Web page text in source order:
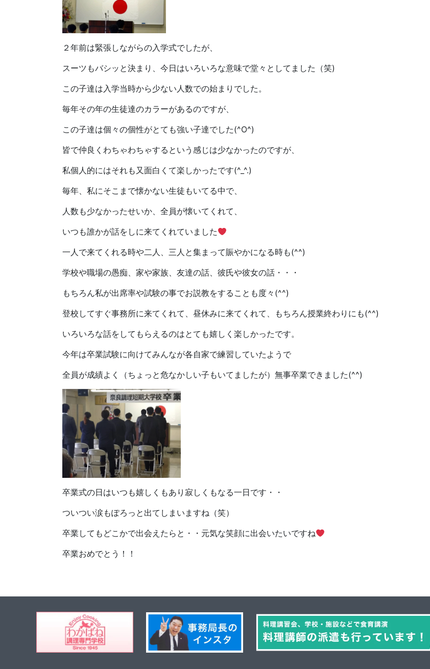
２年前は緊張しながらの入学式でしたが、
スーツもバシッと決まり、今日はいろいろな意味で堂々としてました（笑)
この子達は入学当時から少ない人数での始まりでした。
毎年その年の生徒達のカラーがあるのですが、
この子達は個々の個性がとても強い子達でした(^O^)
皆で仲良くわちゃわちゃするという感じは少なかったのですが、
私個人的にはそれも又面白くて楽しかったです(^_^.)
毎年、私にそこまで懐かない生徒もいてる中で、
人数も少なかったせいか、全員が懐いてくれて、
いつも誰かが話をしに来てくれていました
一人で来てくれる時や二人、三人と集まって賑やかになる時も(^^)
学校や職場の愚痴、家や家族、友達の話、彼氏や彼女の話・・・
もちろん私が出席率や試験の事でお説教をすることも度々(^^)
登校してすぐ事務所に来てくれて、昼休みに来てくれて、もちろん授業終わりにも(^^)
いろいろな話をしてもらえるのはとても嬉しく楽しかったです。
今年は卒業試験に向けてみんなが各自家で練習していたようで
全員が成績よく（ちょっと危なかしい子もいてましたが）無事卒業できました(^^)
卒業式の日はいつも嬉しくもあり寂しくもなる一日です・・
ついつい涙もぽろっと出てしまいますね（笑）
卒業してもどこかで出会えたらと・・元気な笑顔に出会いたいですね
卒業おめでとう！！